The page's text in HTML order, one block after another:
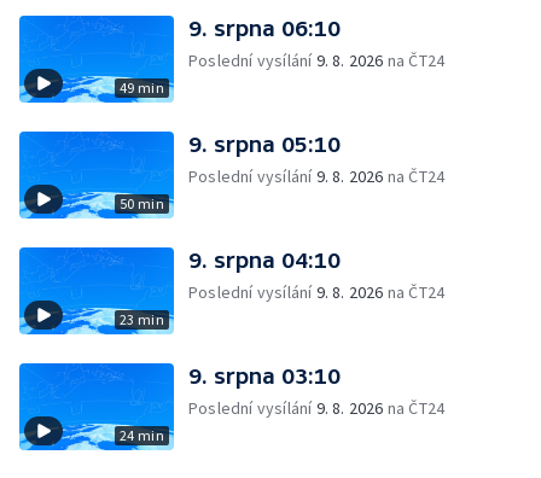
49 min
9. srpna 06:10
Poslední vysílání9. 8. 2026 na ČT24
50 min
9. srpna 05:10
Poslední vysílání9. 8. 2026 na ČT24
23 min
9. srpna 04:10
Poslední vysílání9. 8. 2026 na ČT24
24 min
9. srpna 03:10
Poslední vysílání9. 8. 2026 na ČT24